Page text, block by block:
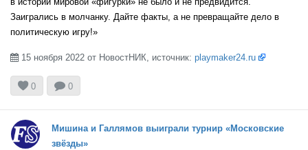
Заигрались в молчанку. Дайте факты, а не превращайте дело в
политическую игру!»
 15 ноября 2022 от НовостНИК, источник: playmaker24.ru
0  0
Мишина и Галлямов выиграли турнир «Московские
звёзды»